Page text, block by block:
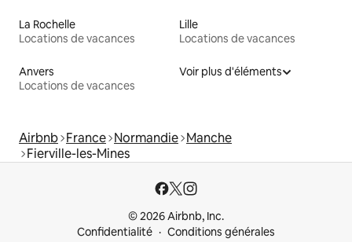
La Rochelle
Locations de vacances
Lille
Locations de vacances
Anvers
Locations de vacances
Voir plus d'éléments
Airbnb France Normandie Manche
Fierville-les-Mines
© 2026 Airbnb, Inc.
Confidentialité
Conditions générales